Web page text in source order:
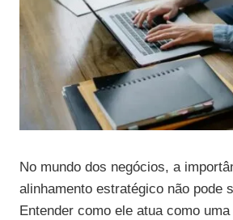
No mundo dos negócios, a
alinhamento estratégico não pode
Entender como ele atua como